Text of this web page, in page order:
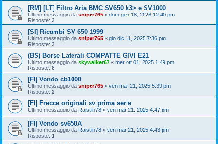
[RM] [LT] Filtro Aria BMC SV650 k3> e SV1000
Ultimo messaggio da sniper765 « dom gen 18, 2026 12:40 pm
Risposte: 3
[SI] Ricambi SV 650 1999
Ultimo messaggio da sniper765 « gio dic 11, 2025 7:36 pm
Risposte: 3
(BS) Borse Laterali COMPATTE GIVI E21
Ultimo messaggio da skywalker67 « mer ott 01, 2025 1:49 pm
Risposte: 8
[FI] Vendo cb1000
Ultimo messaggio da sniper765 « ven mar 21, 2025 5:39 pm
Risposte: 2
[FI] Frecce originali sv prima serie
Ultimo messaggio da Raistlin78 « ven mar 21, 2025 4:47 pm
[FI] Vendo sv650A
Ultimo messaggio da Raistlin78 « ven mar 21, 2025 4:43 pm
Risposte: 1